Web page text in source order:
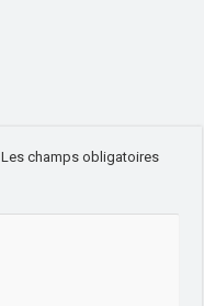
Les champs obligatoires